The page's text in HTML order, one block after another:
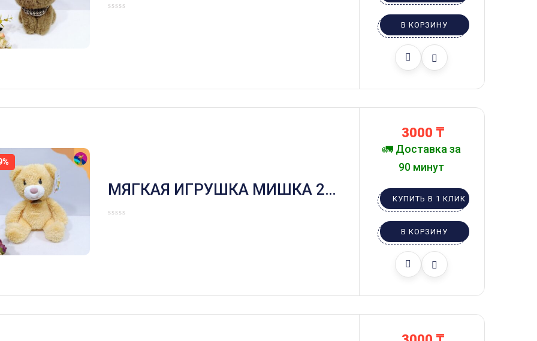
В КОРЗИНУ
МЯГКАЯ ИГРУШКА МИШКА 20
СМ ЖЁЛТЫЙ
3000 ₸
🚛 Доставка за
90 минут
КУПИТЬ В 1 КЛИК
В КОРЗИНУ